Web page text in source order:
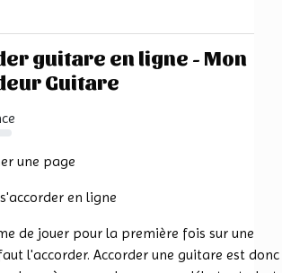
guitare en ligne - Mon
Guitare
une page
en ligne
de jouer pour la première fois sur une
l'accorder. Accorder une guitare est donc